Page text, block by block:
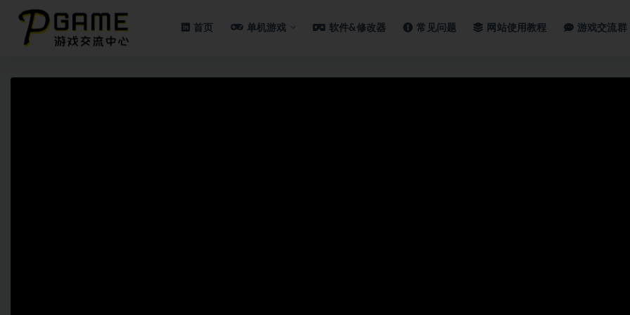
首页 单机游戏 软件&修改器 常见问题 网站使用教程 游戏交流群